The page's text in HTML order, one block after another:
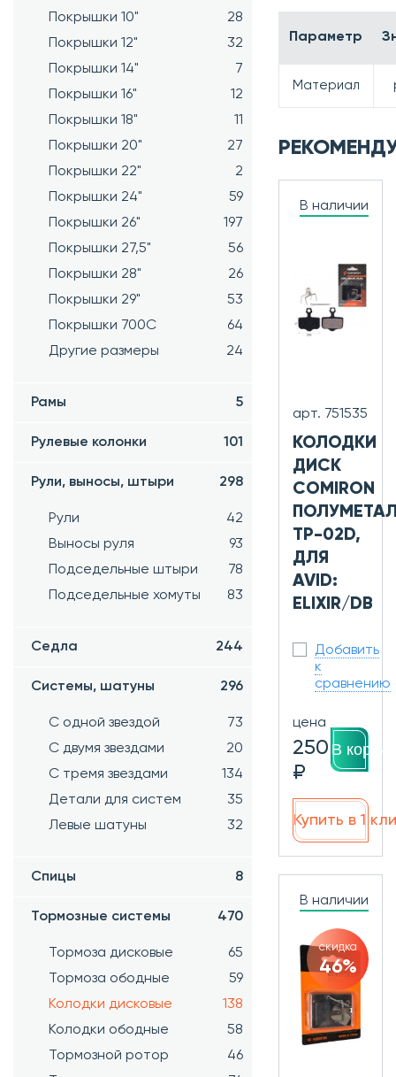
Покрышки 10"
28
Покрышки 12"
32
Покрышки 14"
7
Покрышки 16"
12
Покрышки 18"
11
Покрышки 20"
27
Покрышки 22"
2
Покрышки 24"
59
Покрышки 26"
197
Покрышки 27,5"
56
Покрышки 28"
26
Покрышки 29"
53
Покрышки 700C
64
Другие размеры
24
Рамы 5
Рулевые колонки 101
Рули, выносы, штыри 298
Рули
42
Выносы руля
93
Подседельные штыри
78
Подседельные хомуты
83
Седла 244
Системы, шатуны 296
С одной звездой
73
С двумя звездами
20
С тремя звездами
134
Детали для систем
35
Левые шатуны
32
Спицы 8
Тормозные системы 470
Тормоза дисковые
65
Тормоза ободные
59
Колодки дисковые
138
Колодки ободные
58
Тормозной ротор
46
Параметр
Материал
В наличии
арт. 751535
КОЛОДКИ
ДИСК
COMIRON
TP-02D,
ДЛЯ
AVID:
ELIXIR/DB
Добавить
к
сравнению
цена
250
₽
В
Купить в 1
В наличии
скидка
46%